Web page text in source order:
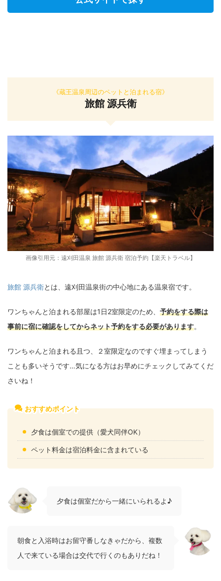
《蔵王温泉周辺のペットと泊まれる宿》
旅館 源兵衛
画像引用元： 遠刈田温泉 旅館 源兵衛 宿泊予約【楽天トラベル】
旅館 源兵衛とは、遠刈田温泉街の中心地にある温泉宿です。
ワンちゃんと泊まれる部屋は1日2室限定のため、 予約をする際は
事前に宿に確認をしてからネット予約をする必要があります。
ワンちゃんと泊まれる且つ、２室限定なのですぐ埋まってしまう
ことも多いそうです…気になる方はお早めにチェックしてみてくだ
さいね！
おすすめポイント
夕食は個室での提供（愛犬同伴OK）
ペット料金は宿泊料金に含まれている
夕食は個室だから一緒にいられるよ♪
朝食と入浴時はお留守番しなきゃだから、複数
人で来ている場合は交代で行くのもありだね！